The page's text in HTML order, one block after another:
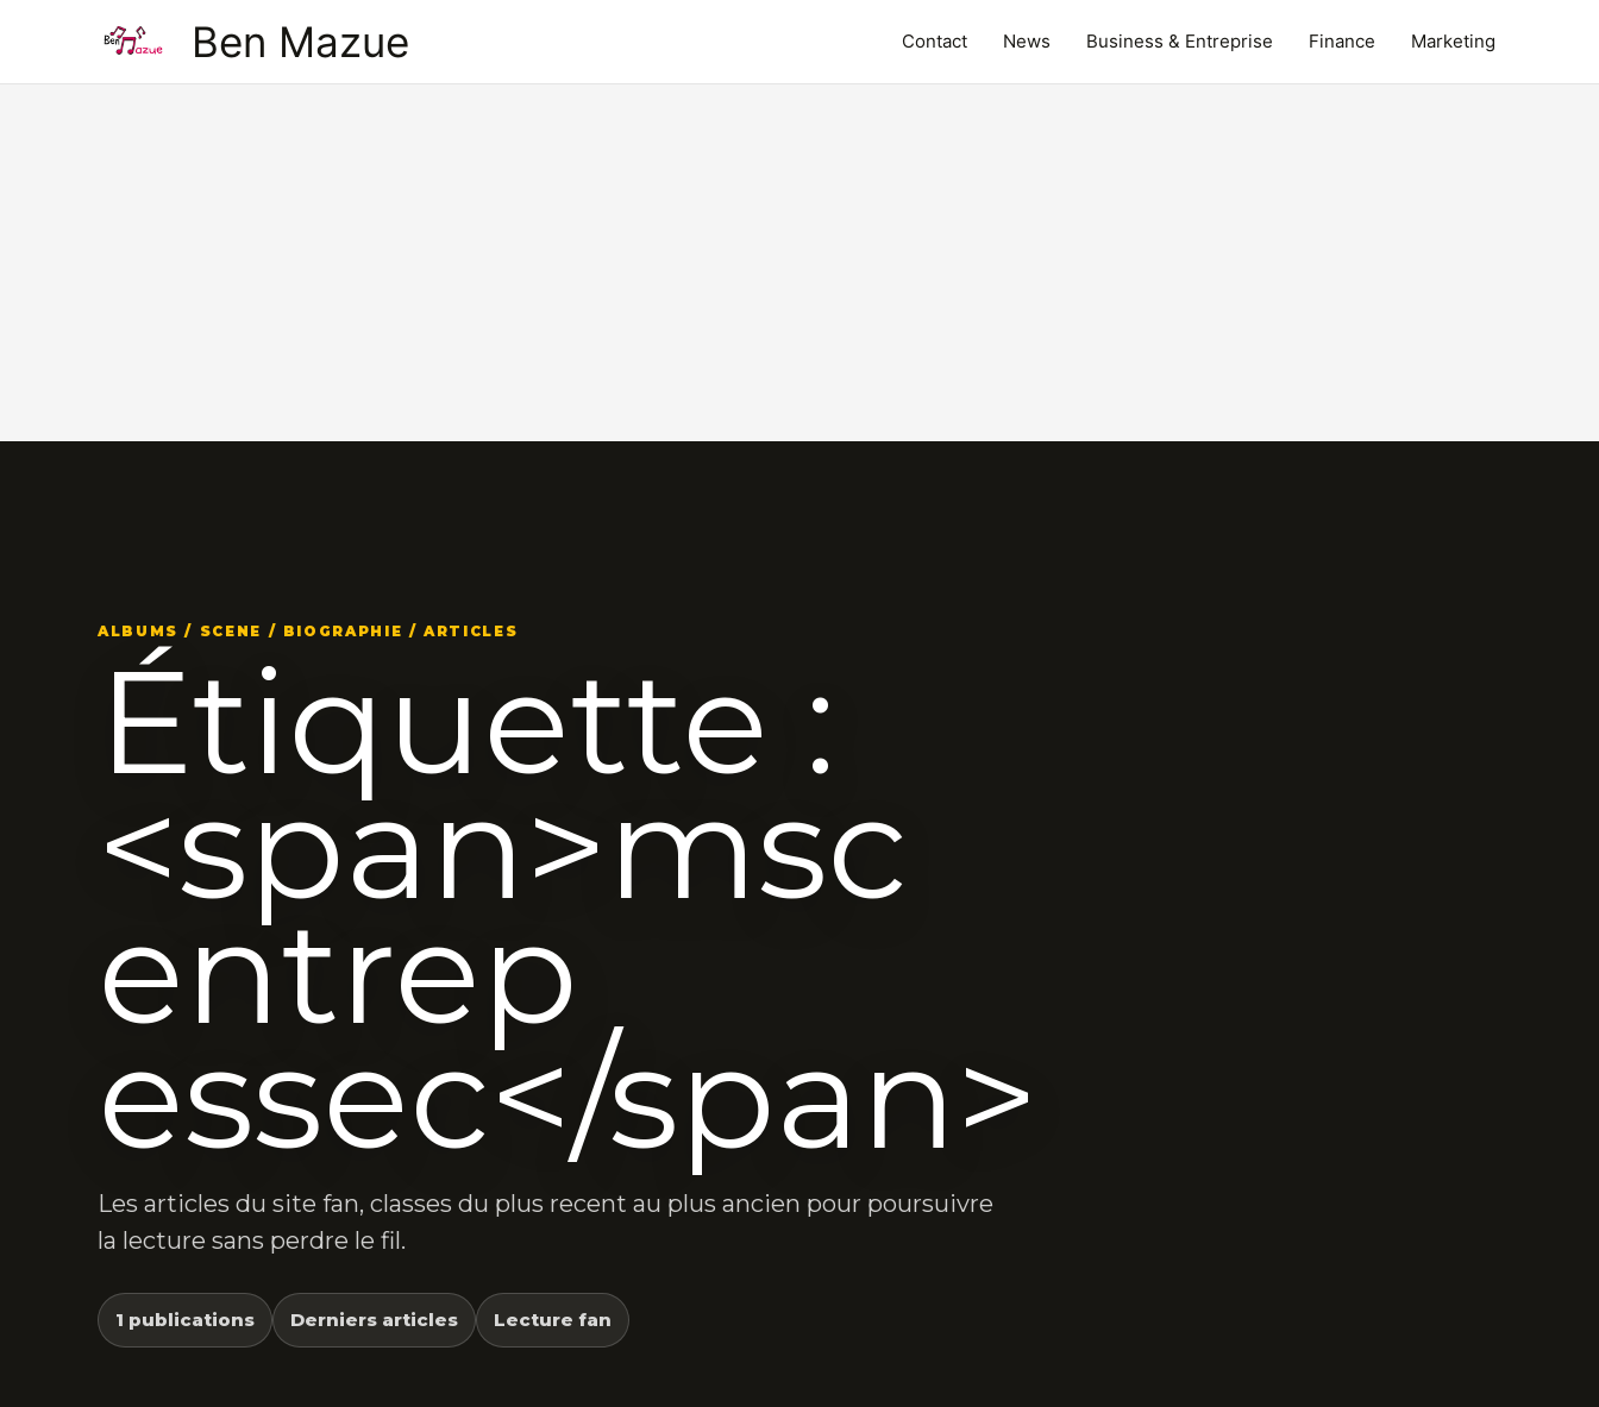
Ben Mazue Contact News Business & Entreprise Finance Marketing
ALBUMS / SCENE / BIOGRAPHIE / ARTICLES
Étiquette :
<span>msc
entrep
essec</span>
Les articles du site fan, classes du plus recent au plus ancien pour poursuivre
la lecture sans perdre le fil.
1 publications Derniers articles Lecture fan